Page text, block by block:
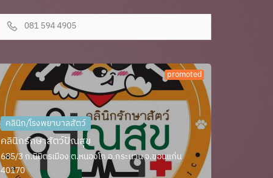
081 594 4905
promoted
คลินิก/โรงพยาบาลสัตว์
คลินิกรักษาสัตว์ปัณสุข
685/3 ถ.นิมิตรเมือง ต.หนองโก อ.กระนวน จ.ขอนแก่น
40170